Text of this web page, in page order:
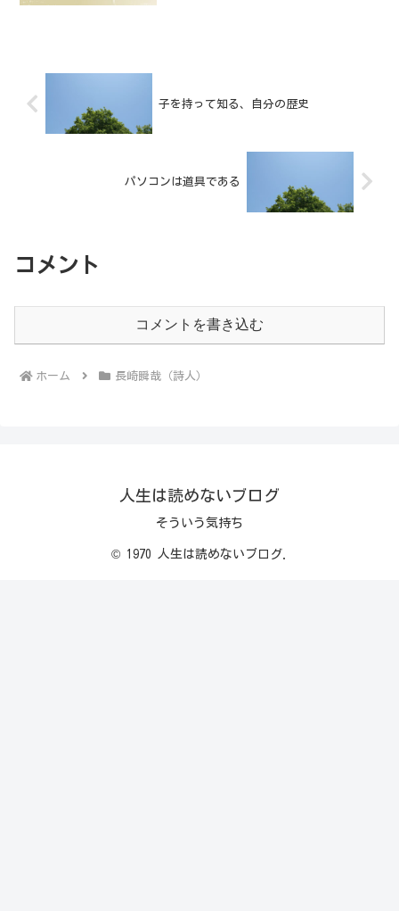
子を持って知る、自分の歴史
パソコンは道具である
コメント
コメントを書き込む
ホーム 長崎瞬哉（詩人）
人生は読めないブログ
そういう気持ち
© 1970 人生は読めないブログ.